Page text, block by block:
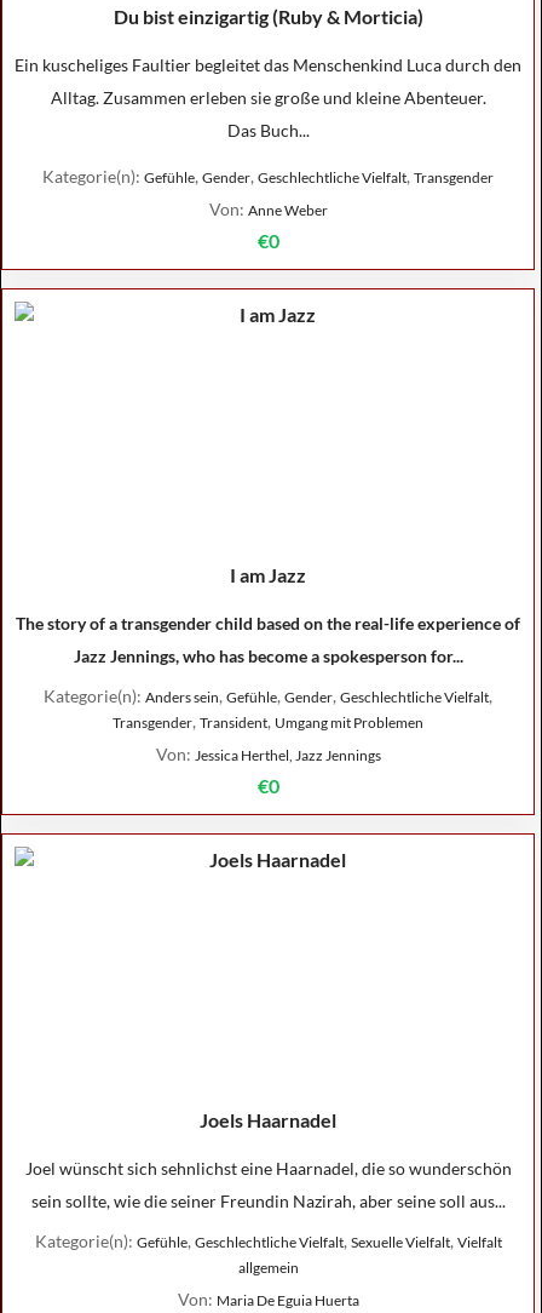
Du bist einzigartig (Ruby & Morticia)
Ein kuscheliges Faultier begleitet das Menschenkind Luca durch den
Alltag. Zusammen erleben sie große und kleine Abenteuer.
Das Buch...
Kategorie(n): Gefühle, Gender, Geschlechtliche Vielfalt, Transgender
Von: Anne Weber
€0
I am Jazz
The story of a transgender child based on the real-life experience of
Jazz Jennings, who has become a spokesperson for...
Kategorie(n): Anders sein, Gefühle, Gender, Geschlechtliche Vielfalt,
Transgender, Transident, Umgang mit Problemen
Von: Jessica Herthel, Jazz Jennings
€0
Joels Haarnadel
Joel wünscht sich sehnlichst eine Haarnadel, die so wunderschön
sein sollte, wie die seiner Freundin Nazirah, aber seine soll aus...
Kategorie(n): Gefühle, Geschlechtliche Vielfalt, Sexuelle Vielfalt, Vielfalt
allgemein
Von: Maria De Eguia Huerta